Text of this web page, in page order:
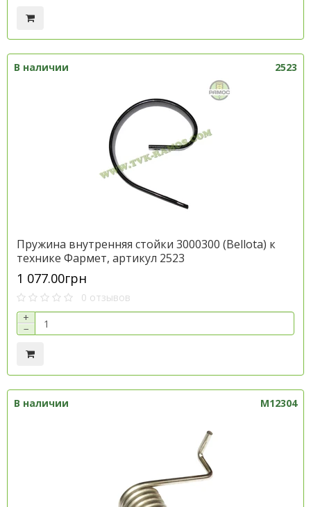
В наличии 2523
Пружина внутренняя стойки 3000300 (Bellota) к
технике Фармет, артикул 2523
1 077.00грн
0 отзывов
+
−
В наличии M12304